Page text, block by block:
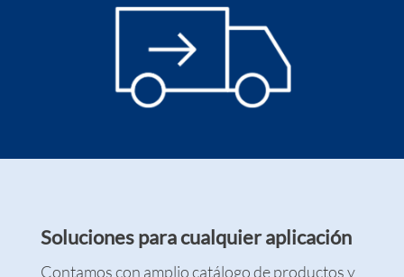
Soluciones para cualquier aplicación
Contamos con amplio catálogo de productos y